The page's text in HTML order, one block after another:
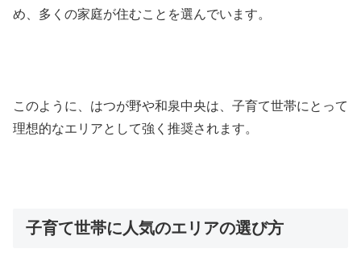
め、多くの家庭が住むことを選んでいます。
このように、はつが野や和泉中央は、子育て世帯にとって
理想的なエリアとして強く推奨されます。
子育て世帯に人気のエリアの選び方